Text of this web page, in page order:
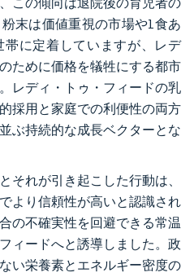
末は価値重視の市場や1食あ
に定着していますが、レデ
ために価格を犠牲にする都市
レディ・トゥ・フィードの乳
採用と家庭での利便性の両方
ぶ持続的な成長ベクターとな
それが引き起こした行動は、
より信頼性が高いと認識され
の不確実性を回避できる常温
ィードへと誘導しました。政
い栄養素とエネルギー密度の